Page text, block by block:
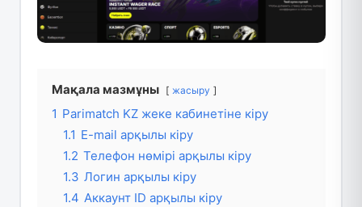
Мақала мазмұны жасыру
1 Parimatch KZ жеке кабинетіне кіру
1.1 E-mail арқылы кіру
1.2 Телефон нөмірі арқылы кіру
1.3 Логин арқылы кіру
1.4 Аккаунт ID арқылы кіру